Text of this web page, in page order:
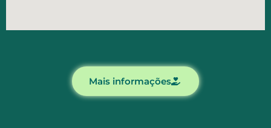
Mais informações